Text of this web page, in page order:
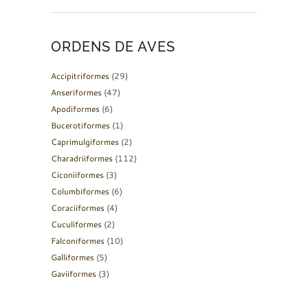
ORDENS DE AVES
Accipitriformes (29)
Anseriformes (47)
Apodiformes (6)
Bucerotiformes (1)
Caprimulgiformes (2)
Charadriiformes (112)
Ciconiiformes (3)
Columbiformes (6)
Coraciiformes (4)
Cuculiformes (2)
Falconiformes (10)
Galliformes (5)
Gaviiformes (3)